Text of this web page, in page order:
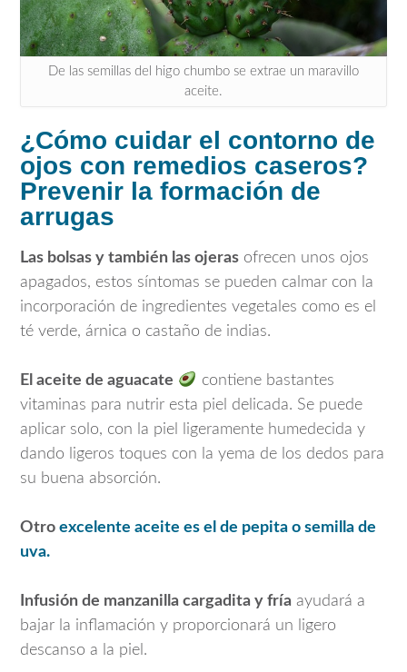
De las semillas del higo chumbo se extrae un maravillo
aceite.
¿Cómo cuidar el contorno de
ojos con remedios caseros?
Prevenir la formación de
arrugas
Las bolsas y también las ojeras ofrecen unos ojos
apagados, estos síntomas se pueden calmar con la
incorporación de ingredientes vegetales como es el
té verde, árnica o castaño de indias.
El aceite de aguacate
contiene bastantes
vitaminas para nutrir esta piel delicada. Se puede
aplicar solo, con la piel ligeramente humedecida y
dando ligeros toques con la yema de los dedos para
su buena absorción.
Otro excelente aceite es el de pepita o semilla de
uva.
Infusión de manzanilla cargadita y fría ayudará a
bajar la inflamación y proporcionará un ligero
descanso a la piel.